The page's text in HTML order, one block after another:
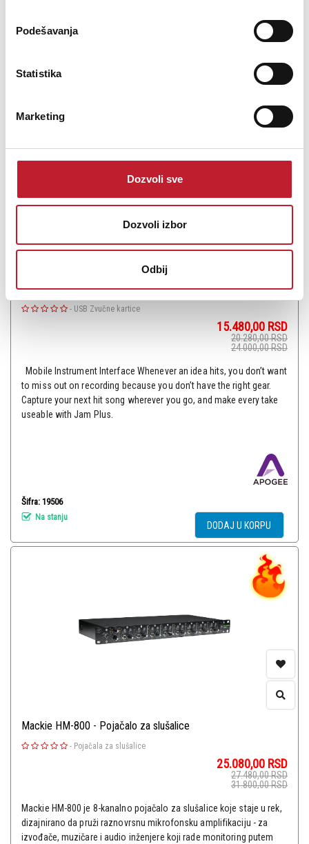
Podešavanja
Statistika
Marketing
Dozvoli sve
Dozvoli izbor
Odbij
Na stanju
DODAJ U KORPU
Apogee JAM PLUS Portabl zvučne kartica
- USB Zvučne kartice
15.480,00 RSD
20.280,00RSD
24.000,00RSD
Mobile Instrument Interface Whenever an idea hits, you don’t want
to miss out on recording because you don’t have the right gear.
Capture your next hit song wherever you go, and make every take
useable with Jam Plus.
Šifra: 19506
Na stanju
DODAJ U KORPU
Mackie HM-800 - Pojačalo za slušalice
- Pojačala za slušalice
25.080,00 RSD
27.480,00RSD
31.800,00RSD
Mackie HM-800 je 8-kanalno pojačalo za slušalice koje staje u rek,
dizajnirano da pruži raznovrsnu mikrofonsku amplifikaciju - za
izvođače, muzičare i audio inženjere koji rade monitoring putem